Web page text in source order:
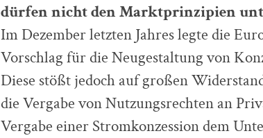
dürfen nicht den Marktprinzipien
Im Dezember letzten Jahres legte die
Vorschlag für die Neugestaltung von
Diese stößt jedoch auf großen
die Vergabe von Nutzungsrechten an
Vergabe einer Stromkonzession dem